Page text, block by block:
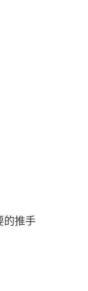
的推手